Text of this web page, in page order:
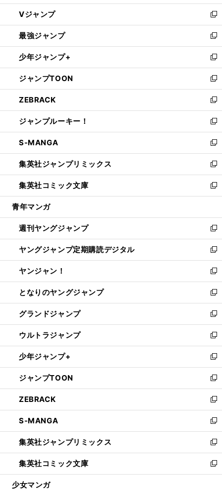
ウ
ィ
ン
ド
ウ
で
開
く
し
い
ウ
ィ
ン
ド
ウ
で
開
く
Vジャンプ
新
し
い
ウ
ィ
ン
ド
ウ
で
開
く
最強ジャンプ
新
し
い
ウ
ィ
ン
ド
ウ
で
開
く
少年ジャンプ+
新
し
い
ウ
ィ
ン
ド
ウ
で
開
く
ジャンプTOON
新
し
い
ウ
ィ
ン
ド
ウ
で
開
く
ZEBRACK
新
し
い
ウ
ィ
ン
ド
ウ
で
開
ジャンプルーキー！
新
し
い
ウ
ィ
ン
ド
ウ
開
く
S-MANGA
新
し
い
ウ
ィ
ン
ウ
で
開
く
集英社ジャンプリミックス
新
し
い
ウ
ン
ド
ウ
で
開
く
集英社コミック文庫
新
し
ウ
ィ
ン
ド
ウ
で
開
く
青年マンガ
週刊ヤングジャンプ
新
し
い
ウ
ィ
ン
ド
ウ
で
開
く
ヤングジャンプ定期購読デジタル
新
し
い
ウ
ィ
ン
ド
ウ
で
開
く
ヤンジャン！
新
し
い
ウ
ィ
ン
ド
ウ
で
開
く
となりのヤングジャンプ
新
し
い
ウ
ィ
ン
ド
ウ
で
開
く
グランドジャンプ
新
し
い
ウ
ィ
ン
ド
ウ
で
開
く
ウルトラジャンプ
新
し
い
ウ
ィ
ン
ド
ウ
で
開
く
少年ジャンプ+
新
し
い
ウ
ィ
ン
ド
ウ
で
開
く
ジャンプTOON
新
し
い
ウ
ィ
ン
ド
ウ
で
開
ZEBRACK
新
し
い
ウ
ィ
ン
ド
ウ
S-MANGA
新
し
い
ウ
ィ
ン
集英社ジャンプリミックス
新
し
い
ウ
集英社コミック文庫
新
し
少女マンガ